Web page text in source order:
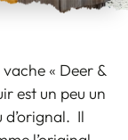
« Deer &
est un peu un
d’orignal. Il